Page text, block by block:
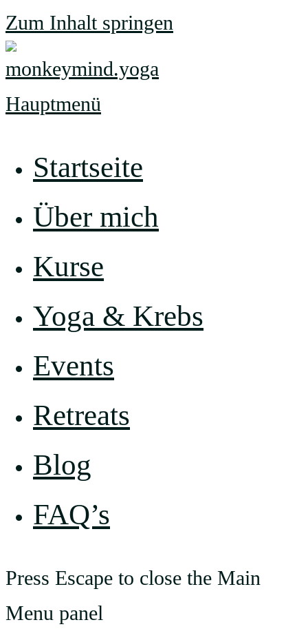
Zum Inhalt springen
Hauptmenü
Startseite
Über mich
Kurse
Yoga & Krebs
Events
Retreats
Blog
FAQ’s
Press Escape to close the Main
Menu panel